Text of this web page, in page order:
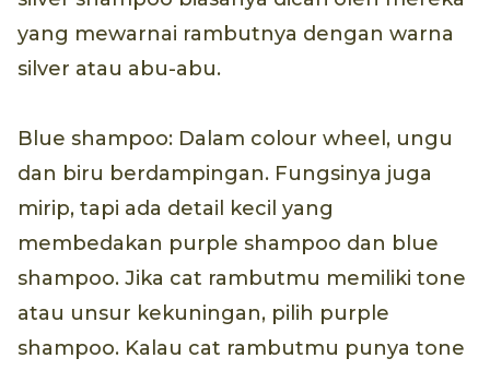
yang mewarnai rambutnya dengan warna
silver atau abu-abu.
Blue shampoo: Dalam colour wheel, ungu
dan biru berdampingan. Fungsinya juga
mirip, tapi ada detail kecil yang
membedakan purple shampoo dan blue
shampoo. Jika cat rambutmu memiliki tone
atau unsur kekuningan, pilih purple
shampoo. Kalau cat rambutmu punya tone